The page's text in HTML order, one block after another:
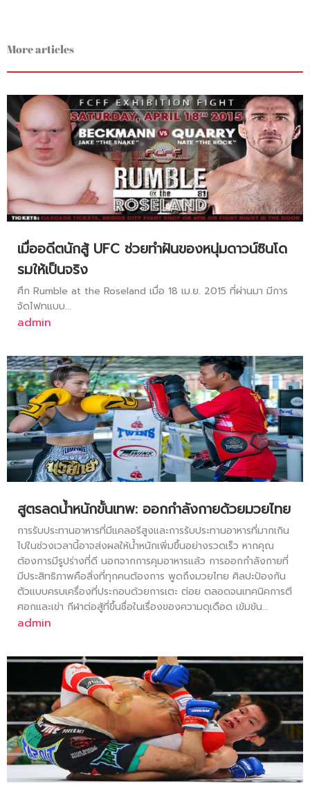
More articles
เมื่ออดีตนักสู้ UFC ช่วยทำฝันของหนุ่มดาวน์ซินโด
รมให้เป็นจริง
ศึก Rumble at the Roseland เมื่อ 18 เม.ย. 2015 ที่ผ่านมา มีการ
จัดไฟทแบบ...
admin
สูตรลดน้ำหนักขั้นเทพ: ออกกำลังกายด้วยมวยไทย
การรับประทานอาหารที่มีแคลอรีสูงและการรับประทานอาหารที่มากเกิน
ไปในช่วงเวลานี้อาจส่งผลให้น้ำหนักเพิ่มขึ้นอย่างรวดเร็ว หากคุณ
ต้องการมีรูปร่างที่ดี นอกจากการคุมอาหารแล้ว การออกกำลังกายที่
มีประสิทธิภาพคือสิ่งที่ทุกคนต้องการ พูดถึงมวยไทย ศิลปะป้องกัน
ตัวแบบครบเครื่องที่ประกอบด้วยการเตะ ต่อย ตลอดจนเทคนิคการตี
ศอกและเข่า กีฬาต่อสู้ที่ขึ้นชื่อในเรื่องของความดุเดือด เข้มข้น...
admin